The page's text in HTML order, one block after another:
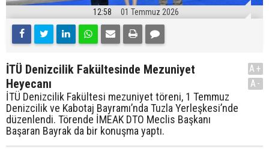
12:58 01 Temmuz 2026
İTÜ Denizcilik Fakültesinde Mezuniyet
Heyecanı
İTÜ Denizcilik Fakültesi mezuniyet töreni, 1 Temmuz
Denizcilik ve Kabotaj Bayramı’nda Tuzla Yerleşkesi’nde
düzenlendi. Törende İMEAK DTO Meclis Başkanı
Başaran Bayrak da bir konuşma yaptı.
A+
A-